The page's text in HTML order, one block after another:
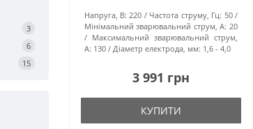
3
6
15
Напруга, В: 220 Частота струму, Гц: 50
Мінімальний зварювальний струм, А: 20
Максимальний зварювальний струм,
А: 130 Діаметр електрода, мм: 1,6 - 4,0
3 991 грн
КУПИТИ